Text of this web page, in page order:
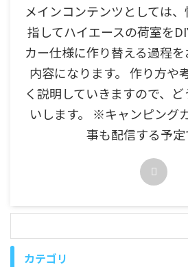
メインコンテンツとしては
指してハイエースの荷室を
カー仕様に作り替える過程
内容になります。 作り方や
く説明していきますので、
いします。 ※キャンピング
事も配信する予定
カテゴリ